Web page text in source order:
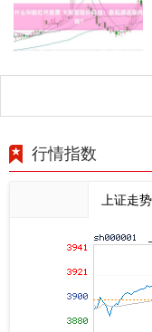
行情指数
上证走势